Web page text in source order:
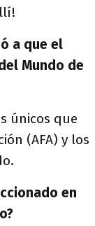
a que el
Mundo de
únicos que
(AFA) y los
en